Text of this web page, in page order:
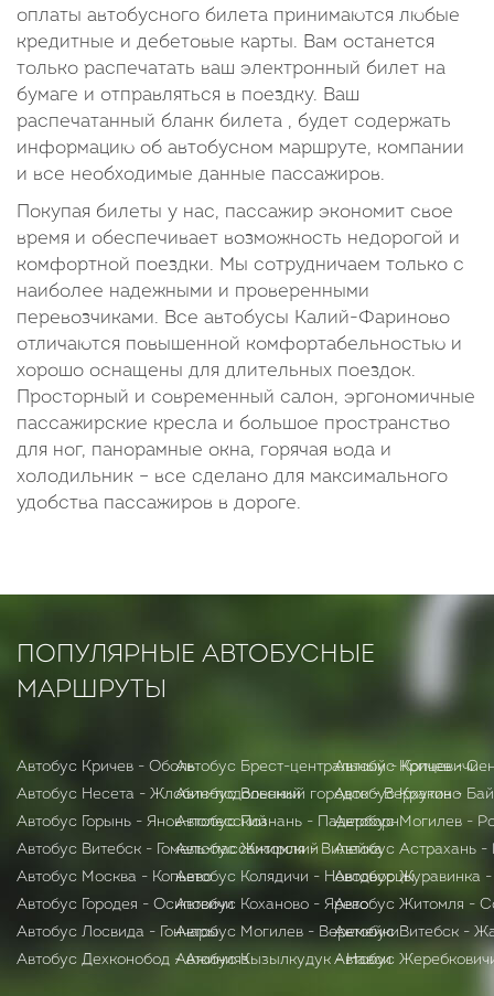
оплаты автобусного билета принимаются любые
кредитные и дебетовые карты. Вам останется
только распечатать ваш электронный билет на
бумаге и отправляться в поездку. Ваш
распечатанный бланк билета , будет содержать
информацию об автобусном маршруте, компании
и все необходимые данные пассажиров.
Покупая билеты у нас, пассажир экономит свое
время и обеспечивает возможность недорогой и
комфортной поездки. Мы сотрудничаем только с
наиболее надежными и проверенными
перевозчиками. Все автобусы Калий-Фариново
отличаются повышенной комфортабельностью и
хорошо оснащены для длительных поездок.
Просторный и современный салон, эргономичные
пассажирские кресла и большое пространство
для ног, панорамные окна, горячая вода и
холодильник – все сделано для максимального
удобства пассажиров в дороге.
ПОПУЛЯРНЫЕ АВТОБУСНЫЕ
МАРШРУТЫ
Автобус Кричев - Оболь
Автобус Несета - Жлобин-подольский
Автобус Горынь - Янов-полесский
Автобус Витебск - Гомель-пассажирский
Автобус Москва - Копьево
Автобус Городея - Осиповичи
Автобус Лосвида - Гончары
Автобус Дехконобод - Ажинияз
Автобус Брест-центральный - Копцевичи
Автобус Военный городок - Верхутино
Автобус Познань - Падерборн
Автобус Житомля - Вилейка
Автобус Колядичи - Новодворцы
Автобус Коханово - Ярево
Автобус Могилев - Веремейки
Автобус Кызылкудук - Навои
Автобус Кричев -
Автобус Краков -
Автобус Могилев -
Автобус Астрахань -
Автобус Журавинка
Автобус Житомля -
Автобус Витебск -
Автобус